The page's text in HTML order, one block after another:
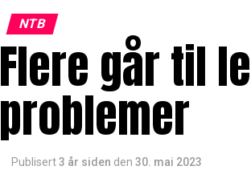
NTB
Flere går til
problemer
Publisert3 år siden den 30. mai 2023